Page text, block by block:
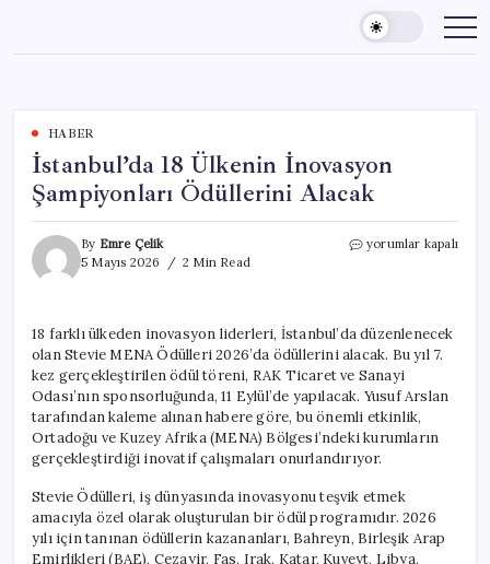
content
HABER
İstanbul’da 18 Ülkenin İnovasyon
Şampiyonları Ödüllerini Alacak
By Emre Çelik
5 Mayıs 2026
2 Min Read
İstanbul’da
Ödüllerini
Alacak
için
yorumlar kapalı
18 farklı ülkeden inovasyon liderleri, İstanbul’da düzenlenecek
olan Stevie MENA Ödülleri 2026’da ödüllerini alacak. Bu yıl 7.
kez gerçekleştirilen ödül töreni, RAK Ticaret ve Sanayi
Odası’nın sponsorluğunda, 11 Eylül’de yapılacak. Yusuf Arslan
tarafından kaleme alınan habere göre, bu önemli etkinlik,
Ortadoğu ve Kuzey Afrika (MENA) Bölgesi’ndeki kurumların
gerçekleştirdiği inovatif çalışmaları onurlandırıyor.
Stevie Ödülleri, iş dünyasında inovasyonu teşvik etmek
amacıyla özel olarak oluşturulan bir ödül programıdır. 2026
yılı için tanınan ödüllerin kazananları, Bahreyn, Birleşik Arap
Emirlikleri (BAE), Cezayir, Fas, Irak, Katar, Kuveyt, Libya,